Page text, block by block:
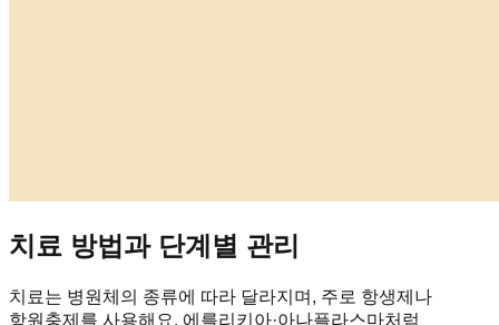
치료 방법과 단계별 관리
치료는 병원체의 종류에 따라 달라지며, 주로 항생제나
항원충제를 사용해요. 에를리키아·아나플라스마처럼